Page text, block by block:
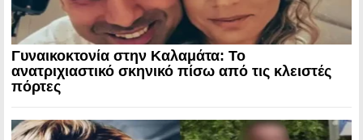
Γυναικοκτονία στην Καλαμάτα: Το
ανατριχιαστικό σκηνικό πίσω από τις κλειστές
πόρτες